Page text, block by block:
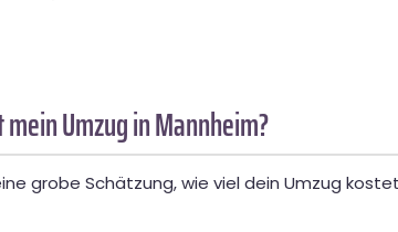
Umzug in Mannheim?
grobe Schätzung, wie viel dein Umzug